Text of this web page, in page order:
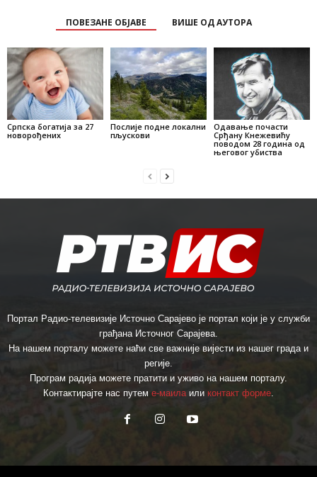
ПОВЕЗАНЕ ОБЈАВЕ ВИШЕ ОД АУТОРА
Српска богатија за 27
новорођених
Послије подне локални
пљускови
Одавање почасти
Срђану Кнежевићу
поводом 28 година од
његовог убиства
Портал Радио-телевизије Источно Сарајево је портал који је у служби
грађана Источног Сарајева.
На нашем порталу можете наћи све важније вијести из нашег града и
регије.
Програм радија можете пратити и уживо на нашем порталу.
Контактирајте нас путем е-маилаили контакт форме.